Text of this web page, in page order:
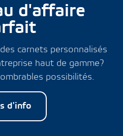
d'affaire
carnets personnalisés
haut de gamme?
possibilités.
d'info